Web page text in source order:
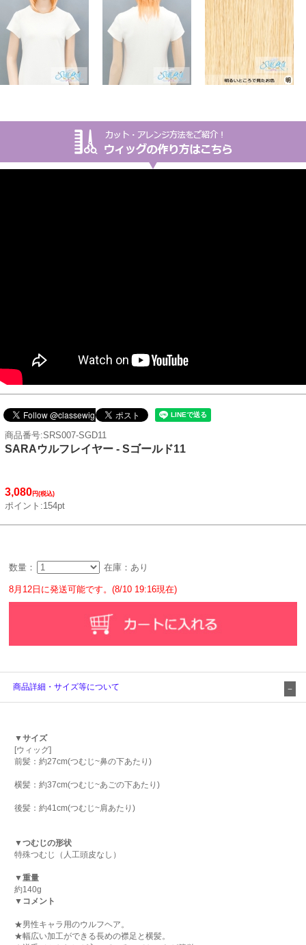
商品番号:SRS007-SGD11
SARAウルフレイヤー - Sゴールド11
3,080円(税込)
ポイント:154pt
数量： 在庫：あり
8月12日に発送可能です。(8/10 19:16現在)
商品詳細・サイズ等について
▼サイズ
[ウィッグ]
前髪：約27cm(つむじ~鼻の下あたり)
横髪：約37cm(つむじ~あごの下あたり)
後髪：約41cm(つむじ~肩あたり)
▼つむじの形状
特殊つむじ（人工頭皮なし）
▼重量
約140g
▼コメント
★男性キャラ用のウルフヘア。
★幅広い加工ができる長めの襟足と横髪。